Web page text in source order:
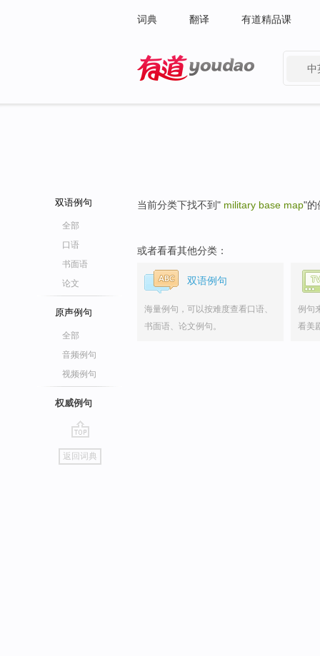
词典 翻译 有道精品课
中
双语例句
全部
口语
书面语
论文
原声例句
全部
音频例句
视频例句
权威例句
go
top
返回词典
当前分类下找不到" military base map"的
或者看看其他分类：
双语例句
海量例句，可以按难度查看口语、
书面语、论文例句。
例句
看美